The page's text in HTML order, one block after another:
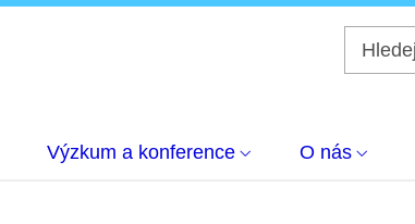
Výzkum a konference O nás